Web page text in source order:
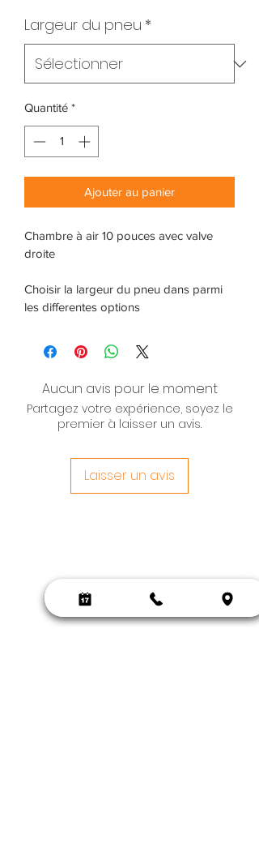
Largeur du pneu *
Quantité *
Ajouter au panier
Chambre à air 10 pouces avec valve
droite
Choisir la largeur du pneu dans parmi
les differentes options
Aucun avis pour le moment
Partagez votre expérience, soyez le
premier à laisser un avis.
Laisser un avis